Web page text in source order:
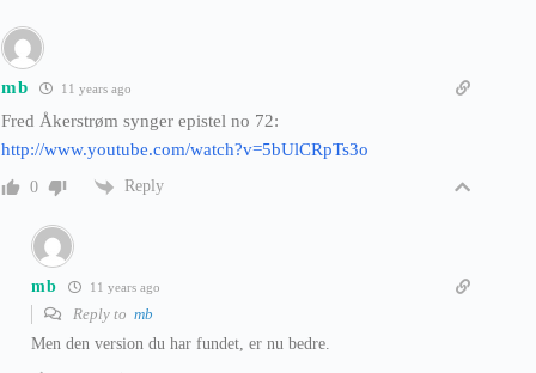
mb 11 years ago
Fred Åkerstrøm synger epistel no 72:
http://www.youtube.com/watch?v=5bUlCRpTs3o
0 Reply
mb 11 years ago
Reply to mb
Men den version du har fundet, er nu bedre.